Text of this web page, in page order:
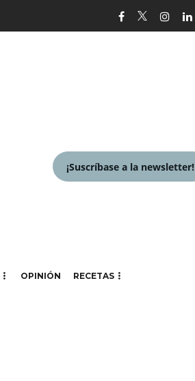
¡Suscríbase a la newsletter!
OPINIÓN RECETAS